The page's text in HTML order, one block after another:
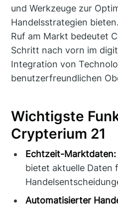
und Werkzeuge zur
Handelsstrategien
Ruf am Markt bedeutet
Schritt nach vorn im
Integration von
benutzerfreundlichen
Wichtigste
Crypterium 21
Echtzeit-Marktdaten:
bietet aktuelle Daten
Automatisierter